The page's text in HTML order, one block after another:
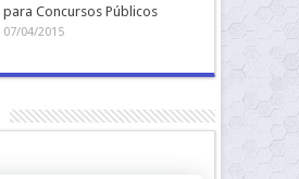
para Concursos Públicos
07/04/2015